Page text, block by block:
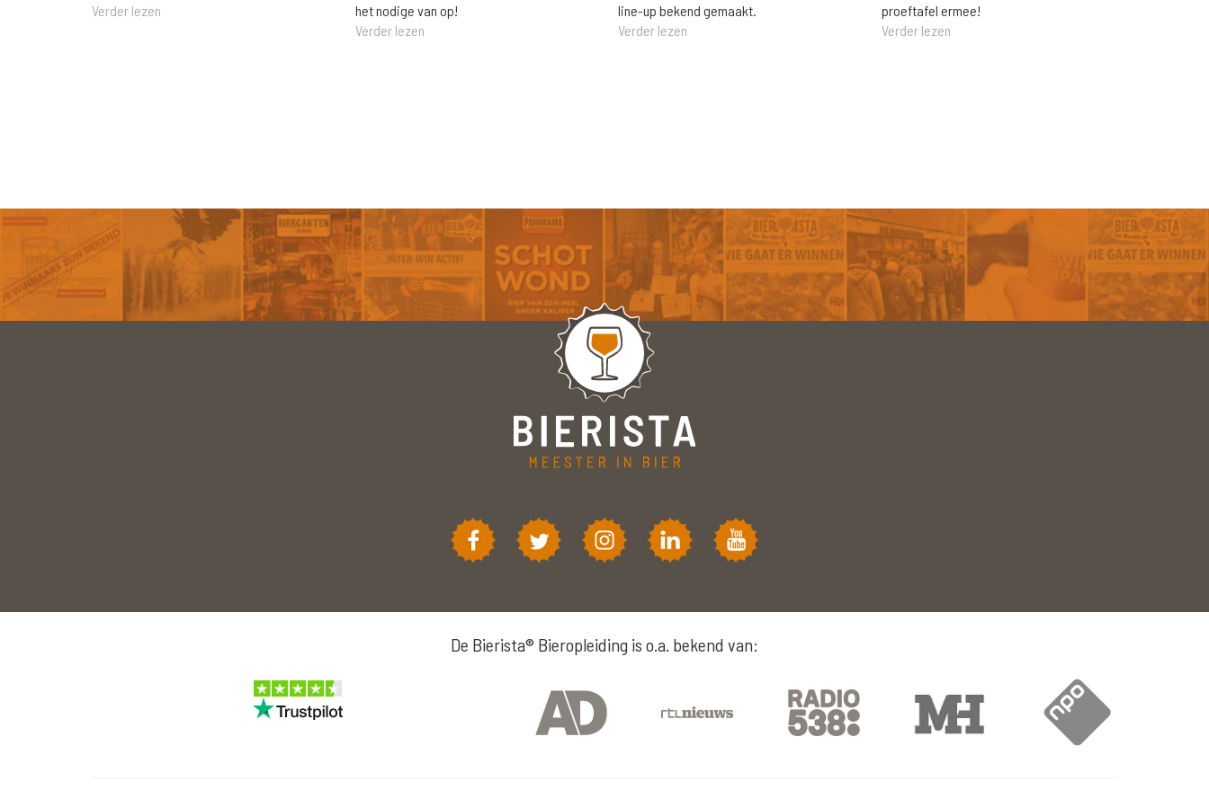
Verder lezen
het nodige van op!
Verder lezen
line-up bekend gemaakt.
Verder lezen
proeftafel ermee!
Verder lezen
De Bierista® Bieropleiding is o.a. bekend van: